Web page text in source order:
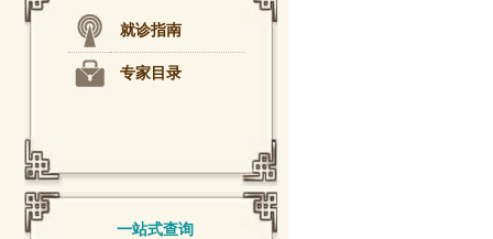
就诊指南
专家目录
一站式查询